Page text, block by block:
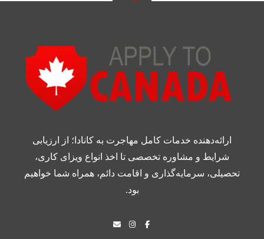
ارائه‌دهنده خدمات کامل مهاجرت به کانادا؛ از ارزیابی
شرایط و مشاوره تخصصی تا اخذ انواع ویزای کاری،
تحصیلی، سرمایه‌گذاری و اقامت دائم، همراه شما خواهیم
بود.